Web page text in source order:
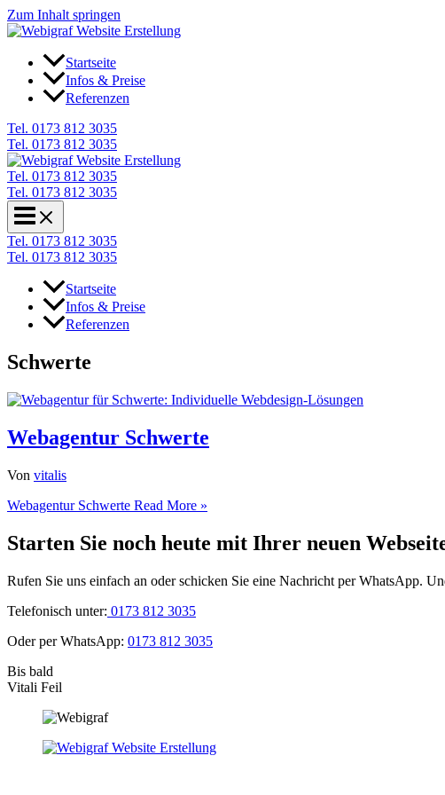
Zum Inhalt springen
Startseite
Infos & Preise
Referenzen
Tel. 0173 812 3035
Tel. 0173 812 3035
Tel. 0173 812 3035
Tel. 0173 812 3035
Tel. 0173 812 3035
Tel. 0173 812 3035
Startseite
Infos & Preise
Referenzen
Schwerte
Webagentur Schwerte
Von vitalis
Webagentur Schwerte Read More »
Starten Sie noch heute mit Ihrer neuen
Rufen Sie uns einfach an oder schicken Sie eine Nachricht per WhatsApp.
Telefonisch unter: 0173 812 3035
Oder per WhatsApp: 0173 812 3035
Bis bald
Vitali Feil